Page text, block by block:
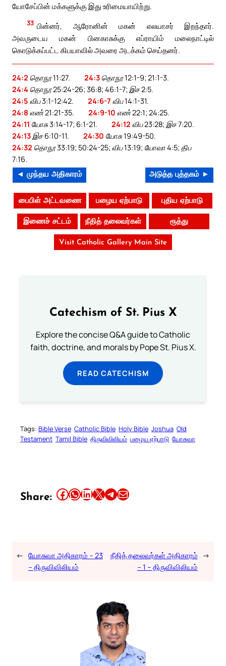
யோசேப்பின் மக்களுக்கு இது உரிமையாயிற்று.
33 பின்னர், ஆரோனின் மகன் எலயாசர் இறந்தார்.
அவருடைய மகன் பினகாசுக்கு எப்ராயிம் மலைநாட்டில்
கொடுக்கப்பட்ட கிபயாவில் அவரை அடக்கம் செய்தனர்.
24:2 தொநூ 11:27. 24:3 தொநூ 12:1-9; 21:1-3.
24:4 தொநூ 25:24-26; 36:8; 46:1-7; இச 2:5.
24:5 விப 3:1-12:42. 24:6-7 விப 14:1-31.
24:8 எண் 21:21-35. 24:9-10 எண் 22:1; 24:25.
24:11 யோசு 3:14-17; 6:1-21. 24:12 விப 23:28; இச 7:20.
24:13 இச 6:10-11. 24:30 யோசு 19:49-50.
24:32 தொநூ 33:19; 50:24-25; விப 13:19; யோவா 4:5; திப
7:16.
◄ முந்தய அதிகாரம் அடுத்த புத்தகம் ►
பைபிள் அட்டவணை பழைய ஏற்பாடு புதிய ஏற்பாடு
இணைச் சட்டம் நீதித் தலைவர்கள் ரூத்து
Visit Catholic Gallery Main Site
Catechism of St. Pius X
Explore the concise Q&A guide to Catholic
faith, doctrine, and morals by Pope St. Pius X.
READ CATECHISM
Tags: Bible Verse Catholic Bible Holy Bible Joshua Old
Testament Tamil Bible திருவிவிலியம் பழைய ஏற்பாடு யோசுவா
Share: Share this article on Facebook Share this article on WhatsApp Share this article on LinkedIn Share this article on X Share this article on TelegramEmail this Article
← யோசுவா அதிகாரம் – 23
– திருவிவிலியம்
நீதித் தலைவர்கள் அதிகாரம்
– 1 – திருவிவிலியம்
→